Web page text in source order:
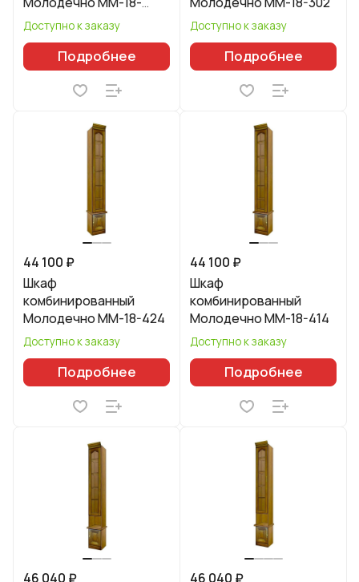
302/01
Доступно к заказу
Подробнее
Доступно к заказу
Подробнее
44 100 ₽
Шкаф
комбинированный
Молодечно ММ-18-424
Доступно к заказу
Подробнее
44 100 ₽
Шкаф
комбинированный
Молодечно ММ-18-414
Доступно к заказу
Подробнее
46 040 ₽
46 040 ₽